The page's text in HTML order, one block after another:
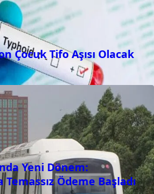
Çocuk Tifo Aşısı Olacak
Yeni Dönem:
Ödeme Başladı